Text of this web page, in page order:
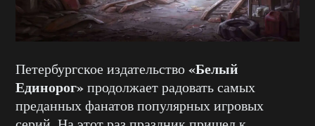
Петербургское издательство«Белый
Единорог»продолжает радовать самых
преданных фанатов популярных игровых